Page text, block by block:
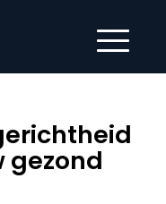
gezond